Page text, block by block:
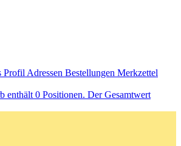
Profil Adressen Bestellungen Merkzettel
enthält 0 Positionen. Der Gesamtwert